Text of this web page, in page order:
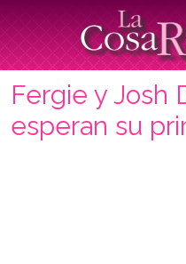
Fergie y Josh
esperan su